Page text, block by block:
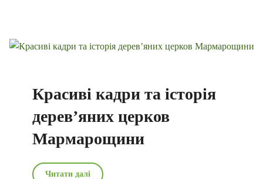
Красиві кадри та історія
дерев’яних церков
Мармарощини
Читати далі